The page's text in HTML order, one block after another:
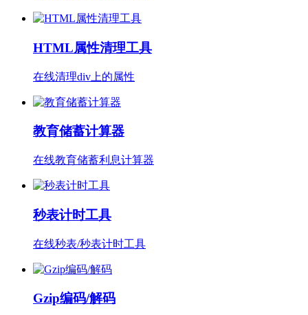
HTML属性清理工具
在线清理div上的属性
教育储蓄计算器
在线教育储蓄利息计算器
秒表计时工具
在线秒表/秒表计时工具
Gzip编码/解码